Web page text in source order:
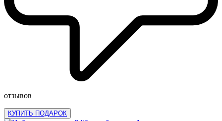
отзывов
КУПИТЬ ПОДАРОК